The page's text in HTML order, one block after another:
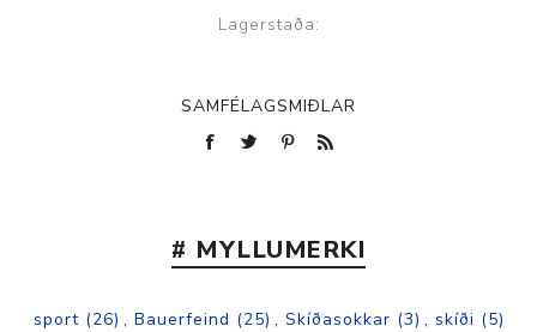
Lagerstaða:
SAMFÉLAGSMIÐLAR
# MYLLUMERKI
sport (26) , Bauerfeind (25) , Skíðasokkar (3) , skíði (5)